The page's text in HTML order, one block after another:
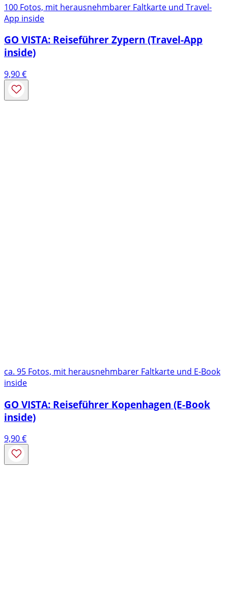
100 Fotos, mit herausnehmbarer Faltkarte und Travel-
App inside
GO VISTA: Reiseführer Zypern (Travel-App
inside)
9,90€
ca. 95 Fotos, mit herausnehmbarer Faltkarte und E-Book
inside
GO VISTA: Reiseführer Kopenhagen (E-Book
inside)
9,90€